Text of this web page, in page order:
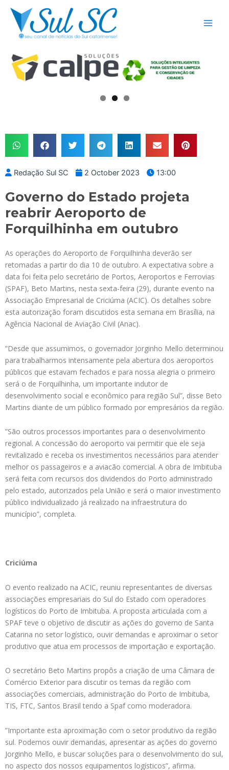
Skip
content
Redação Sul SC 2 October 2023 13:00
Governo do Estado projeta
reabrir Aeroporto de
Forquilhinha em outubro
As operações do Aeroporto de Forquilhinha deverão ser
retomadas a partir do dia 10 de outubro. A expectativa sobre a
data foi feita pelo secretário de Portos, Aeroportos e Ferrovias
(SPAF), Beto Martins, nesta sexta-feira (29), durante evento na
Associação Empresarial de Criciúma (ACIC). Os detalhes sobre
esta autorização foram discutidos esta semana em Brasília, na
Agência Nacional de Aviação Civil (Anac).
”Desde que assumimos, o governador Jorginho Mello determinou
para trabalharmos intensamente pela abertura dos aeroportos
públicos que estavam fechados e para nossa alegria o primeiro
será o de Forquilhinha, um importante indutor de
desenvolvimento social e econômico para região Sul”, disse Beto
Martins diante de um público formado por empresários da região.
”São outros processos importantes para o desenvolvimento
regional. A concessão do aeroporto vai permitir que ele seja
revitalizado e receba os investimentos necessários para atender
melhor os passageiros e a aviacão comercial. A obra de Imbituba
será feita com recursos dos dividendos do Porto administrado
pelo estado, autorizados pela União e será o maior investimento
público individualizado já realizado na infraestrutura do
município”, completa.
Criciúma
O evento realizado na ACIC, reuniu representantes de diversas
associações empresariais do Sul do Estado com operadores
logísticos do Porto de Imbituba. A proposta articulada com a
SPAF teve o objetivo de discutir as ações do governo de Santa
Catarina no setor logístico, ouvir demandas e aproximar o setor
produtivo que atua em processos de importação e exportação.
O secretário Beto Martins propôs a criação de uma Câmara de
Comércio Exterior para discutir os temas da região com
associações comerciais, administração do Porto de Imbituba,
TIS, FTC, Santos Brasil tendo a Spaf como moderadora.
”Importante esta aproximação com o setor produtivo da região
sul. Podemos ouvir demandas, apresentar as ações do governo
Jorginho Mello, e buscar soluções para o desenvolvimento do sul,
no aspecto dos nossos equipamentos logísticos”, afirma.